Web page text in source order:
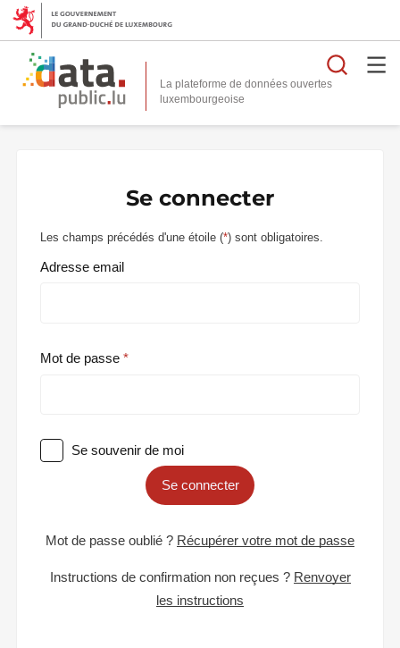
La plateforme de données ouvertes
Se connecter
Les champs précédés d'une étoile (*) sont obligatoires.
Adresse email
Mot de passe
Se souvenir de moi
Se connecter
Mot de passe oublié ? Récupérer votre mot de passe
Instructions de confirmation non reçues ? Renvoyer
les instructions